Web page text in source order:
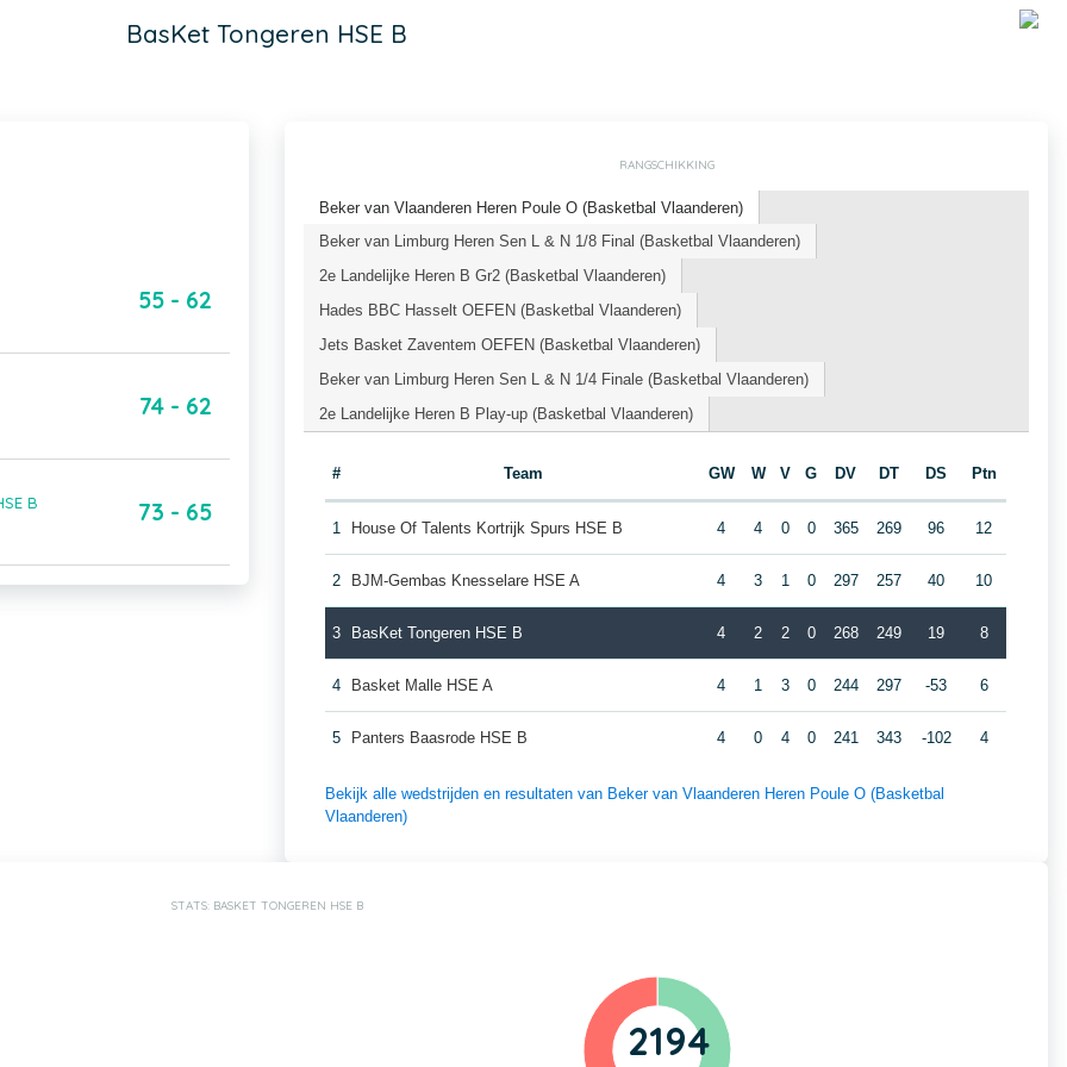
BasKet Tongeren HSE B
55 - 62
74 - 62
B 73 - 65
RANGSCHIKKING
Beker van Vlaanderen Heren Poule O (Basketbal Vlaanderen)
Beker van Limburg Heren Sen L & N 1/8 Final (Basketbal Vlaanderen)
2e Landelijke Heren B Gr2 (Basketbal Vlaanderen)
Hades BBC Hasselt OEFEN (Basketbal Vlaanderen)
Jets Basket Zaventem OEFEN (Basketbal Vlaanderen)
Beker van Limburg Heren Sen L & N 1/4 Finale (Basketbal Vlaanderen)
2e Landelijke Heren B Play-up (Basketbal Vlaanderen)
# Team GW W V G DV DT DS Ptn
1 House Of Talents Kortrijk Spurs HSE B 4 4 0 0 365 269 96 12
2 BJM-Gembas Knesselare HSE A 4 3 1 0 297 257 40 10
3 BasKet Tongeren HSE B 4 2 2 0 268 249 19 8
4 Basket Malle HSE A 4 1 3 0 244 297 -53 6
5 Panters Baasrode HSE B 4 0 4 0 241 343 -102 4
Bekijk alle wedstrijden en resultaten van Beker van Vlaanderen Heren Poule O (Basketbal
Vlaanderen)
STATS: BASKET TONGEREN HSE B
2194